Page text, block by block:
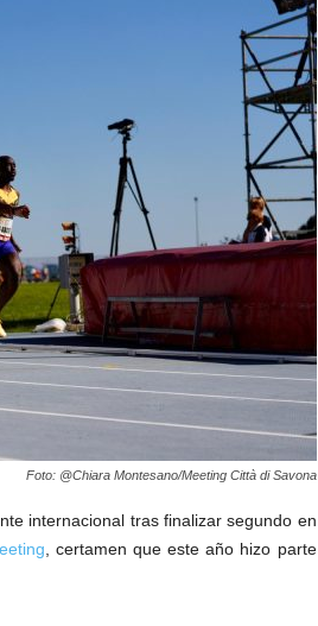
Foto: @Chiara Montesano/Meeting Città di Savona
internacional tras finalizar segundo en
, certamen que este año hizo parte